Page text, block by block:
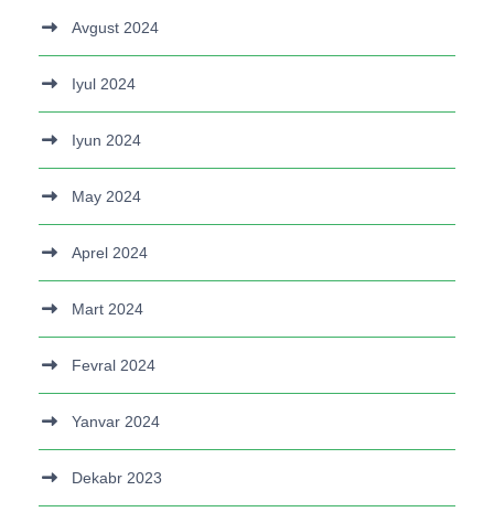
Avgust 2024
Iyul 2024
Iyun 2024
May 2024
Aprel 2024
Mart 2024
Fevral 2024
Yanvar 2024
Dekabr 2023